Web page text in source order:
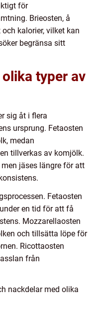
för
Brieosten, å
kalorier, vilket kan
begränsa sitt
typer av
sig åt i flera
ursprung. Fetaosten
medan
tillverkas av komjölk.
jäses längre för att
Fetaosten
en tid för att få
Mozzarellaosten
och tillsätta löpe för
Ricottaosten
från
nackdelar med olika